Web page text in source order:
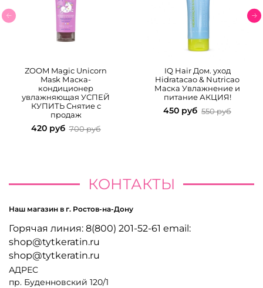
ZOOM Magic Unicorn
Mask Маска-
кондиционер
увлажняющая УСПЕЙ
КУПИТЬ Снятие с
продаж
420 руб 700 руб
IQ Hair Дом. уход
Hidratacao & Nutricao
Маска Увлажнение и
питание АКЦИЯ!
450 руб 550 руб
КОНТАКТЫ
Наш магазин в г. Ростов-на-Дону
Горячая линия: 8(800) 201-52-61 email:
shop@tytkeratin.ru
shop@tytkeratin.ru
АДРЕС
пр. Буденновский 120/1